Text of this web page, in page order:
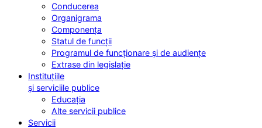
Conducerea
Organigrama
Componența
Statul de funcții
Programul de funcționare și de audiențe
Extrase din legislație
Instituțiile
și serviciile publice
Educația
Alte servicii publice
Servicii